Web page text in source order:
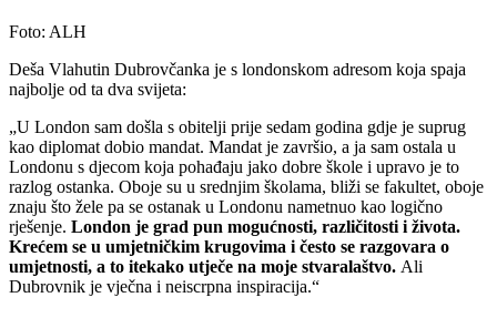
Foto: ALH
Deša Vlahutin Dubrovčanka je s londonskom adresom koja spaja
najbolje od ta dva svijeta:
„U London sam došla s obitelji prije sedam godina gdje je suprug
kao diplomat dobio mandat. Mandat je završio, a ja sam ostala u
Londonu s djecom koja pohađaju jako dobre škole i upravo je to
razlog ostanka. Oboje su u srednjim školama, bliži se fakultet, oboje
znaju što žele pa se ostanak u Londonu nametnuo kao logično
rješenje. London je grad pun mogućnosti, različitosti i života.
Krećem se u umjetničkim krugovima i često se razgovara o
umjetnosti, a to itekako utječe na moje stvaralaštvo. Ali
Dubrovnik je vječna i neiscrpna inspiracija.“